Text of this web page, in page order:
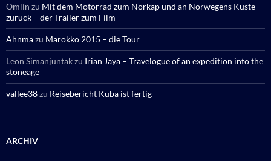
Omlin zu Mit dem Motorrad zum Norkap und an Norwegens Küste
zurück – der Trailer zum Film
Ahnmazu Marokko 2015 – die Tour
Leon Simanjuntakzu Irian Jaya – Travelogue of an expedition into the
stoneage
vallee38zu Reisebericht Kuba ist fertig
ARCHIV